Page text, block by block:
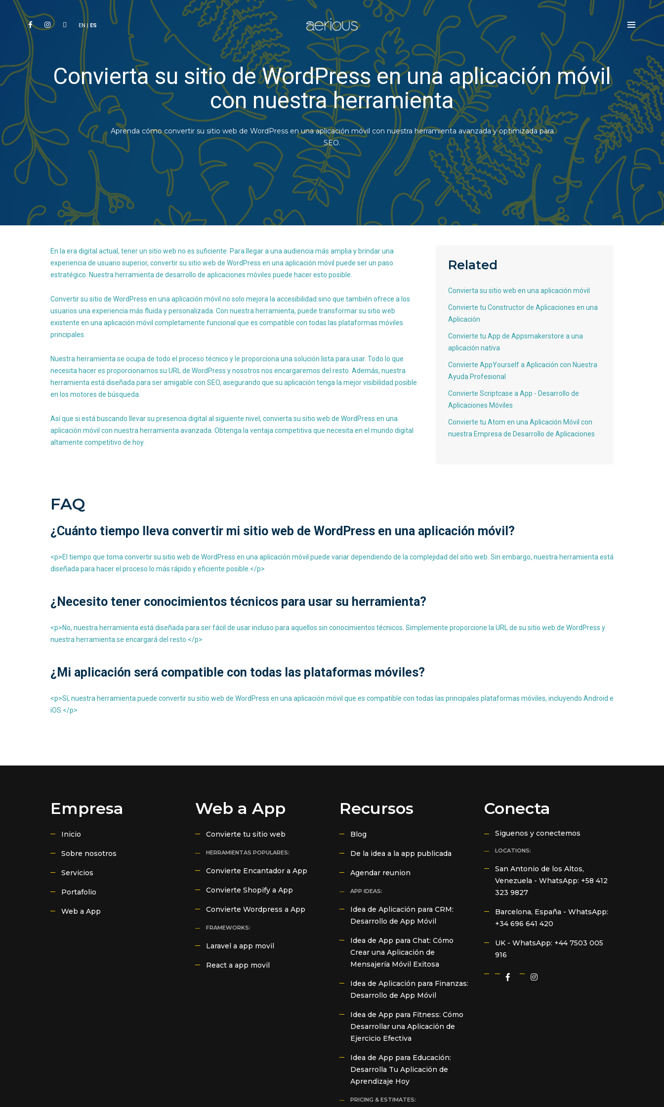
EN| ES
Convierta su sitio de WordPress en una aplicación móvil
con nuestra herramienta
Aprenda cómo convertir su sitio web de WordPress en una aplicación móvil con nuestra herramienta avanzada y optimizada para
SEO.
En la era digital actual, tener un sitio web no es suficiente. Para llegar a una audiencia más amplia y brindar una
experiencia de usuario superior, convertir su sitio web de WordPress en una aplicación móvil puede ser un paso
estratégico. Nuestra herramienta de desarrollo de aplicaciones móviles puede hacer esto posible.
Convertir su sitio de WordPress en una aplicación móvil no solo mejora la accesibilidad sino que también ofrece a los
usuarios una experiencia más fluida y personalizada. Con nuestra herramienta, puede transformar su sitio web
existente en una aplicación móvil completamente funcional que es compatible con todas las plataformas móviles
principales.
Nuestra herramienta se ocupa de todo el proceso técnico y le proporciona una solución lista para usar. Todo lo que
necesita hacer es proporcionarnos su URL de WordPress y nosotros nos encargaremos del resto. Además, nuestra
herramienta está diseñada para ser amigable con SEO, asegurando que su aplicación tenga la mejor visibilidad posible
en los motores de búsqueda.
Así que si está buscando llevar su presencia digital al siguiente nivel, convierta su sitio web de WordPress en una
aplicación móvil con nuestra herramienta avanzada. Obtenga la ventaja competitiva que necesita en el mundo digital
altamente competitivo de hoy.
Related
Convierta su sitio web en una aplicación móvil
Convierte tu Constructor de Aplicaciones en una
Aplicación
Convierte tu App de Appsmakerstore a una
aplicación nativa
Convierte AppYourself a Aplicación con Nuestra
Ayuda Profesional
Convierte Scriptcase a App - Desarrollo de
Aplicaciones Móviles
Convierte tu Atom en una Aplicación Móvil con
nuestra Empresa de Desarrollo de Aplicaciones
FAQ
¿Cuánto tiempo lleva convertir mi sitio web de WordPress en una aplicación móvil?
<p>El tiempo que toma convertir su sitio web de WordPress en una aplicación móvil puede variar dependiendo de la complejidad del sitio web. Sin embargo, nuestra herramienta está
diseñada para hacer el proceso lo más rápido y eficiente posible.</p>
¿Necesito tener conocimientos técnicos para usar su herramienta?
<p>No, nuestra herramienta está diseñada para ser fácil de usar incluso para aquellos sin conocimientos técnicos. Simplemente proporcione la URL de su sitio web de WordPress y
nuestra herramienta se encargará del resto.</p>
¿Mi aplicación será compatible con todas las plataformas móviles?
<p>Sí, nuestra herramienta puede convertir su sitio web de WordPress en una aplicación móvil que es compatible con todas las principales plataformas móviles, incluyendo Android e
iOS.</p>
Empresa
Inicio
Sobre nosotros
Servicios
Portafolio
Web a App
Web a App
Convierte tu sitio web
HERRAMIENTAS POPULARES:
Convierte Encantador a App
Convierte Shopify a App
Convierte Wordpress a App
FRAMEWORKS:
Laravel a app movil
React a app movil
Recursos
Blog
De la idea a la app publicada
Agendar reunion
APP IDEAS:
Idea de Aplicación para CRM:
Desarrollo de App Móvil
Idea de App para Chat: Cómo
Crear una Aplicación de
Mensajería Móvil Exitosa
Idea de Aplicación para Finanzas:
Desarrollo de App Móvil
Idea de App para Fitness: Cómo
Desarrollar una Aplicación de
Ejercicio Efectiva
Idea de App para Educación:
Desarrolla Tu Aplicación de
Aprendizaje Hoy
PRICING & ESTIMATES:
Conecta
Siguenos y conectemos
LOCATIONS:
San Antonio de los Altos,
Venezuela - WhatsApp: +58 412
323 9827
Barcelona, España - WhatsApp:
+34 696 641 420
UK - WhatsApp: +44 7503 005
916